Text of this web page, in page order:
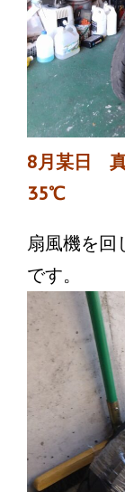
8月某日
35℃
扇風機を回
です。